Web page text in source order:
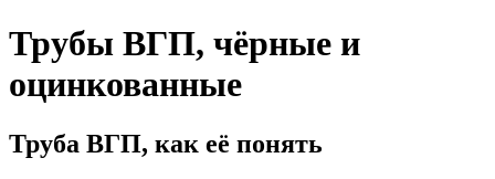
Трубы ВГП, чёрные и
оцинкованные
Труба ВГП, как её понять